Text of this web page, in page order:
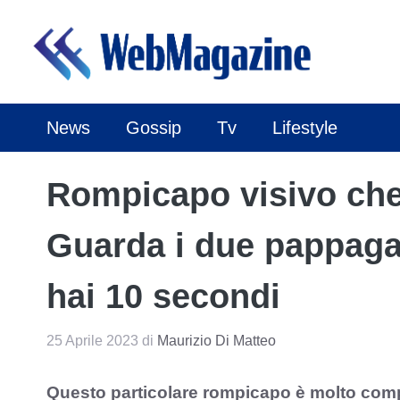
contenuto
News Gossip Tv Lifestyle
Rompicapo visivo
Guarda i due
hai 10 secondi
25 Aprile 2023 di Maurizio Di Matteo
Questo particolare rompicapo è molto